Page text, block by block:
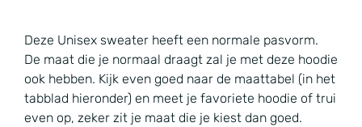
Deze Unisex sweater heeft een normale pasvorm.
De maat die je normaal draagt zal je met deze hoodie
ook hebben. Kijk even goed naar de maattabel (in het
tabblad hieronder) en meet je favoriete hoodie of trui
even op, zeker zit je maat die je kiest dan goed.